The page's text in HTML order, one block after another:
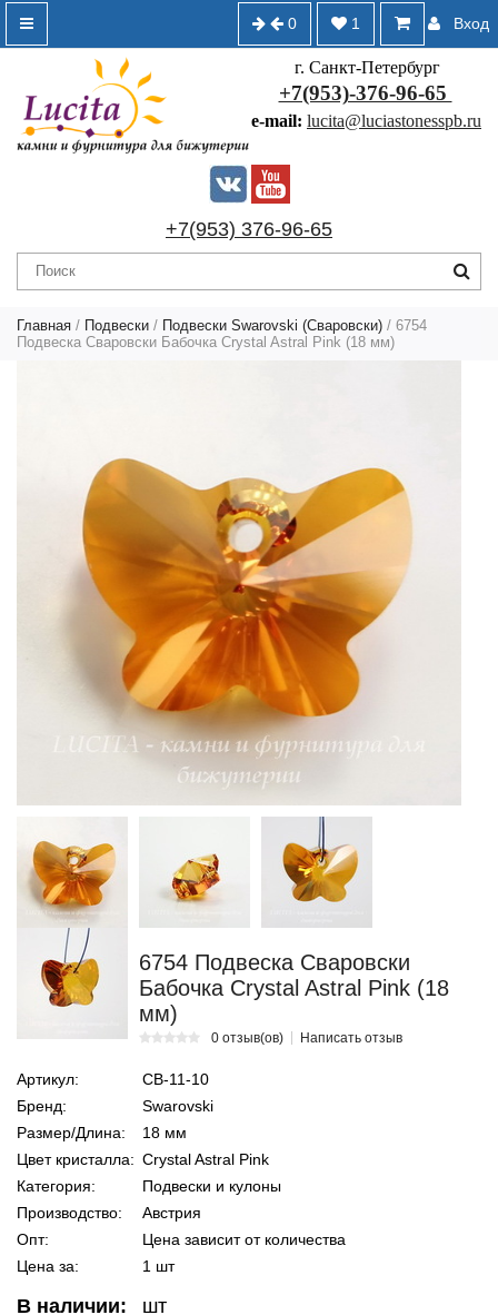
Вход
1
0
г. Санкт-Петербург
+7(953)-376-96-65
e-mail: lucita@luciastonesspb.ru
+7(953) 376-96-65
Главная / Подвески / Подвески Swarovski (Сваровски) / 6754
Подвеска Сваровски Бабочка Crystal Astral Pink (18 мм)
6754 Подвеска Сваровски
Бабочка Crystal Astral Pink (18
мм)
0 отзыв(ов) Написать отзыв
Артикул:
СВ-11-10
Бренд:
Swarovski
Размер/Длина:
18 мм
Цвет кристалла: Crystal Astral Pink
Категория:
Подвески и кулоны
Производство:
Австрия
Опт:
Цена зависит от количества
Цена за:
1 шт
В наличии: шт